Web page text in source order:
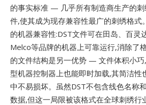
的事实标准 — 几乎所有制造商生产的刺
件,使其成为现存兼容性最广的刺绣格式
的机器兼容性:DST文件可在田岛、百灵
Melco等品牌的机器上可靠运行,消除了
的文件结构是另一优势 — 文件体积小
型机器控制器上也能即时加载,其简洁性
中不易损坏。虽然DST不包含线色名称
数据,但这一局限被该格式在全球刺绣行